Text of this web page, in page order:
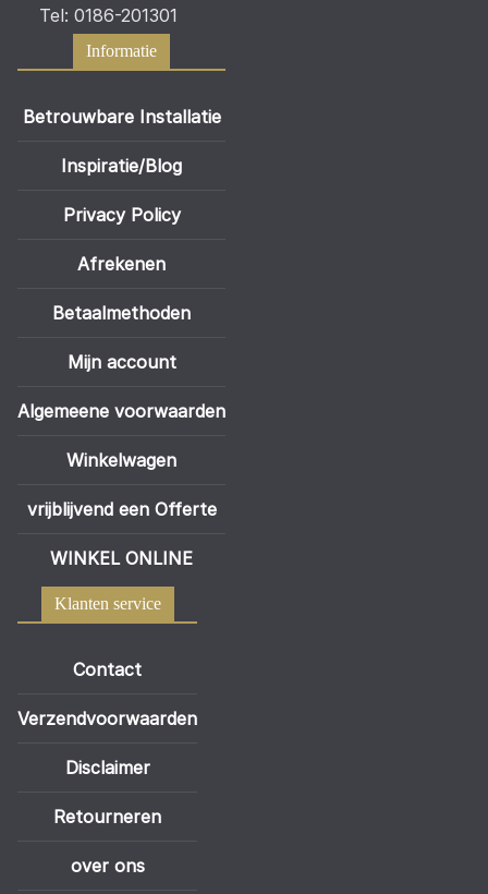
Tel: 0186-201301
Informatie
Betrouwbare Installatie
Inspiratie/Blog
Privacy Policy
Afrekenen
Betaalmethoden
Mijn account
Algemeene voorwaarden
Winkelwagen
vrijblijvend een Offerte
WINKEL ONLINE
Klanten service
Contact
Verzendvoorwaarden
Disclaimer
Retourneren
over ons